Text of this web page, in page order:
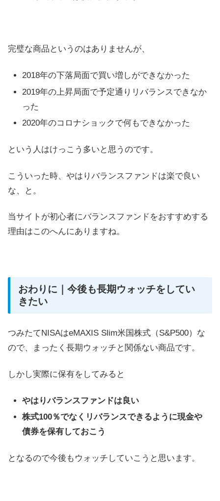
完璧な商品というのはありませんが、
2018年の下落局面で買い増しができなかった
2019年の上昇局面で予定通りリバランスできなか
った
2020年のコロナショックで何もできなかった
という人はけっこう多いと思うのです。
こういった時、やはりバランスファンドは楽で良い
な、と。
当サイトが初心者にバランスファンドをおすすめする
理由はこのへんにありますね。
おわりに｜今後も長期ウォッチをしてい
きたい
つみたてNISAはeMAXIS Slim米国株式（S&P500）な
ので、まったく長期ウォッチと関係ない商品です。
しかし実際に保有をしてみると
やはりバランスファンドは良い
株式100％でなくリバランスできるように現金や
債券を保有しておこう
となるので今後もウォッチしていこうと思います。